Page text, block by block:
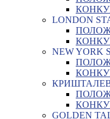
LONDON
NEW YORK
GOLDEN